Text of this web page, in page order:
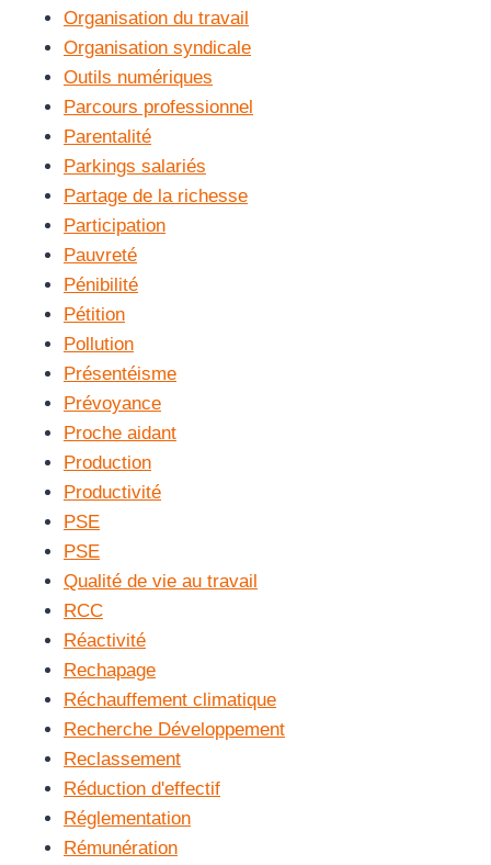
Organisation du travail
Organisation syndicale
Outils numériques
Parcours professionnel
Parentalité
Parkings salariés
Partage de la richesse
Participation
Pauvreté
Pénibilité
Pétition
Pollution
Présentéisme
Prévoyance
Proche aidant
Production
Productivité
PSE
PSE
Qualité de vie au travail
RCC
Réactivité
Rechapage
Réchauffement climatique
Recherche Développement
Reclassement
Réduction d'effectif
Réglementation
Rémunération